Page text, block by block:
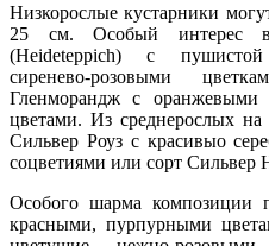
Низкорослые кустарники
25 см. Особый интерес
(Heideteppich) с
сиренево-розовыми
Гленморандж с оранжевыми
цветами. Из среднерослых
Сильвер Роуз с красивыо
соцветиями или сорт Сильвер
Особого шарма композиции
красными, пурпурными